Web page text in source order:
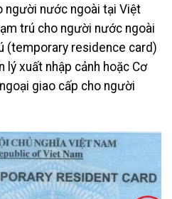
người nước ngoài tại Việt
trú cho người nước ngoài
(temporary residence card)
lý xuất nhập cảnh hoặc Cơ
giao cấp cho người